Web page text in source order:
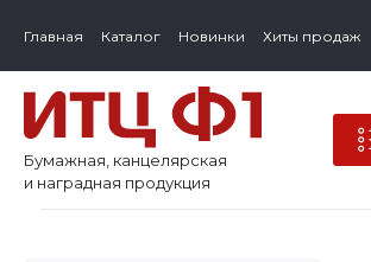
Главная Каталог Новинки Хиты продаж
Бумажная, канцелярская
и наградная продукция